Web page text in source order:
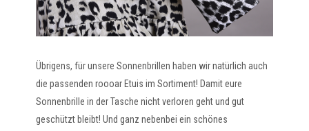
Übrigens, für unsere Sonnenbrillen haben wir natürlich auch
die passenden roooar Etuis im Sortiment! Damit eure
Sonnenbrille in der Tasche nicht verloren geht und gut
geschützt bleibt! Und ganz nebenbei ein schönes